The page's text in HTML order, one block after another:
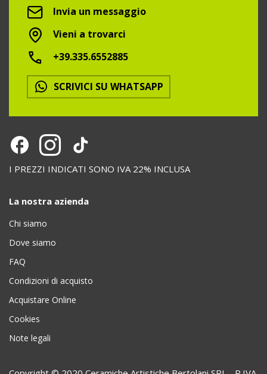
Invia un messaggio
Vieni a trovarci
+39.335.6552885
SCRIVICI SU WHATSAPP
I PREZZI INDICATI SONO IVA 22% INCLUSA
La nostra azienda
Chi siamo
Dove siamo
FAQ
Condizioni di acquisto
Acquistare Online
Cookies
Note legali